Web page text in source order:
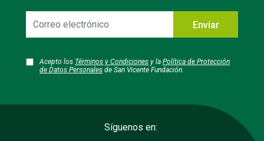
electrónico
Acepto los Términos y Condiciones y la Política de Protección
de Datos Personales de San Vicente Fundación.
Enviar
Síguenos en: